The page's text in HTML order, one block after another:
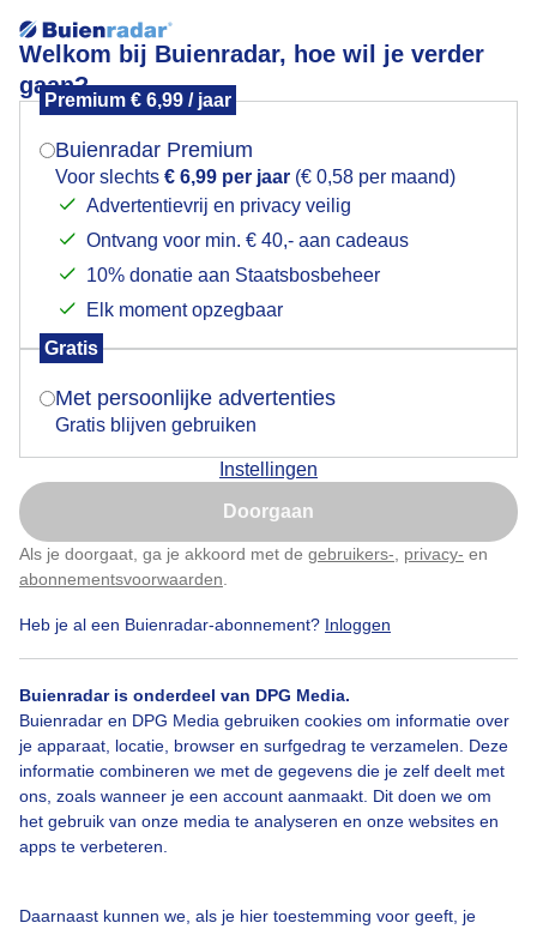
Welkom bij Buienradar, hoe wil je verder
gaan?
Premium € 6,99 / jaar
Buienradar Premium
Voor slechts € 6,99 per jaar (€ 0,58 per maand)
Advertentievrij en privacy veilig
Ontvang voor min. € 40,- aan cadeaus
10% donatie aan Staatsbosbeheer
Elk moment opzegbaar
Gratis
Met persoonlijke advertenties
Gratis blijven gebruiken
Instellingen
Doorgaan
Als je doorgaat, ga je akkoord met de gebruikers- privacy- en
abonnementsvoorwaarden
Heb je al een Buienradar-abonnement? Inloggen
Buienradar is onderdeel van DPG Media.
Buienradar en DPG Media gebruiken cookies om informatie over
je apparaat, locatie, browser en surfgedrag te verzamelen. Deze
informatie combineren we met de gegevens die je zelf deelt met
ons, zoals wanneer je een account aanmaakt. Dit doen we om
het gebruik van onze media te analyseren en onze websites en
apps te verbeteren.
Daarnaast kunnen we, als je hier toestemming voor geeft, je
Donkere regenwolken
Maar er komt nog wel regen deze kant op.
Door: Rianka Visser
Bekijk slideshow
Een moment geduld aub...
Mogen we je locatie gebruiken voor het
Indien je hier nog geen akkoord op hebt gegeven,
verschijnt er zo een pop-up uit je browser waarin
Is goed, toon de popup
Nu niet, misschien later
Klik hierom dit aan te passen